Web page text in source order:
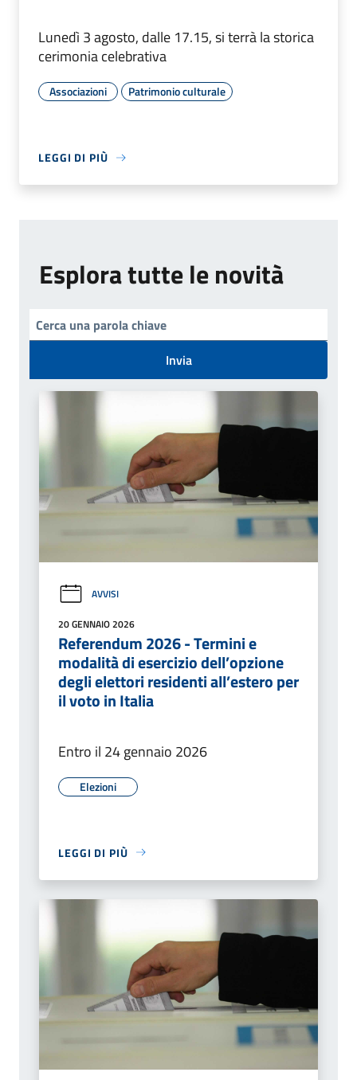
Lunedì 3 agosto, dalle 17.15, si terrà la storica
cerimonia celebrativa
Associazioni Patrimonio culturale
LEGGI DI PIÙ
Esplora tutte le novità
Invia
AVVISI
20 GENNAIO 2026
Referendum 2026 - Termini e
modalità di esercizio dell’opzione
degli elettori residenti all’estero per
il voto in Italia
Entro il 24 gennaio 2026
Elezioni
LEGGI DI PIÙ